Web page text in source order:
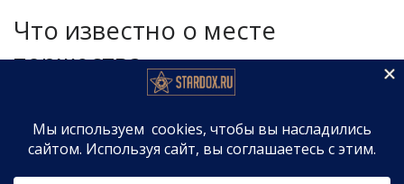
Что известно о месте
торжества
2025 года — именно тогда пара объявила о
помолвке. В апреле инсайдеры рассказывалиUs
Weekly, что праздник, скорее всего, разделят между